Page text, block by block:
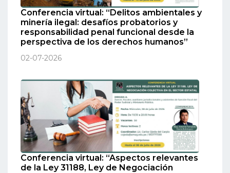
Conferencia virtual: “Delitos ambientales y
minería ilegal: desafíos probatorios y
responsabilidad penal funcional desde la
perspectiva de los derechos humanos”
02-07-2026
Conferencia virtual: “Aspectos relevantes
de la Ley 31188, Ley de Negociación